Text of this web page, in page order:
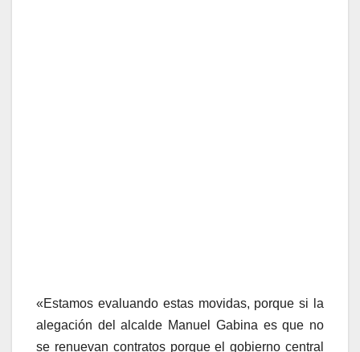
«Estamos evaluando estas movidas, porque si la
alegación del alcalde Manuel Gabina es que no
se renuevan contratos porque el gobierno central